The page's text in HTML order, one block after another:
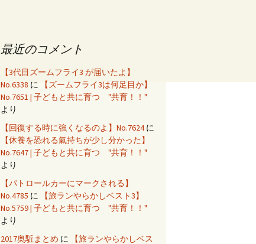
最近のコメント
【3代目ズームフライ3 が届いたよ】
No.6338 に
【ズームフライ3は何足目か】
No.7651 | 子どもと共に育つ "共育！！"
より
【回復する時に強くなるのよ】No.7624に
【休養を恐れる氣持ちが少し分かった】
No.7647 | 子どもと共に育つ "共育！！"
より
【パトロールカーにマークされる】
No.4785 に
【旅ランやらかしベスト3】
No.5759 | 子どもと共に育つ "共育！！"
より
2017奥駈まとめ に 【旅ランやらかしベス